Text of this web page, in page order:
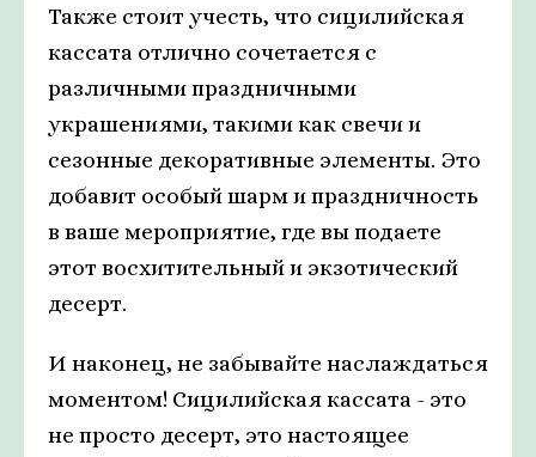
Также стоит учесть, что сицилийская
кассата отлично сочетается с
различными праздничными
украшениями, такими как свечи и
сезонные декоративные элементы. Это
добавит особый шарм и праздничность
в ваше мероприятие, где вы подаете
этот восхитительный и экзотический
десерт.
И наконец, не забывайте наслаждаться
моментом! Сицилийская кассата - это
не просто десерт, это настоящее